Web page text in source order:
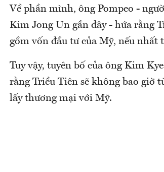
Về phần mình, ông Pompeo -
Kim Jong Un gần đây - hứa rằng
gồm vốn đầu tư của Mỹ, nếu nhất
Tuy vậy, tuyên bố của ông Kim
rằng Triều Tiên sẽ không bao giờ
lấy thương mại với Mỹ.